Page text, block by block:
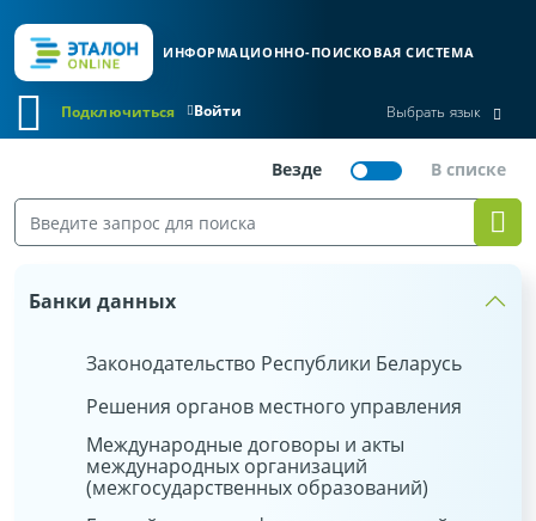
ИНФОРМАЦИОННО-ПОИСКОВАЯ СИСТЕМА
Войти
Подключиться Выбрать язык
Банки данных
Законодательство Республики Беларусь
Решения органов местного управления
Международные договоры и акты
международных организаций
(межгосударственных образований)